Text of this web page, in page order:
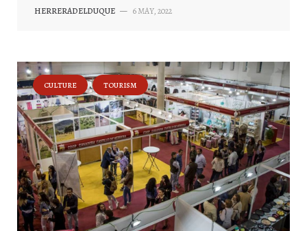
HERRERADELDUQUE — 6 MAY, 2022
CULTURE TOURISM